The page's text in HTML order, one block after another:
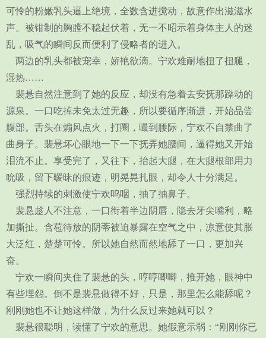
可怜的粉嫩乳头逼上绝境，全数含进搅动，故意作出滋滋水
声。被钳制的胸膛不稳起伏着，无一不昭示着身体主人的迷
乱，吸气的瞬间反而便利了侵略者的进入。
两边的乳头都被宠幸，娇艳欲滴。宁欢难耐地扭了扭腿，
湿热……
裴悬自然注意到了她的反应，却没有急着去安抚那躁动的
源泉。一口吃掉未免太过无趣，所以要循序渐进，开始品尝
腹部。舌头在煽风点火，打圈，嘬到腰际，宁欢不自禁曲了
曲身子。裴悬坏心眼地一下一下抚弄她腰间，逼得她又开始
泪流不止。享受完了，又往下，抬起大腿，在大腿根部用力
吮吸，留下暧昧的痕迹，明晃晃扎眼，却令人十分满足。
强烈持续的刺激使宁欢呜咽，抽了抽鼻子。
裴悬趁人不注意，一口衔着半边阴唇，隐去牙尖嘴利，略
加撕扯。含苞待放的阴蒂被迫暴露在空气之中，凉意使其胀
大泛红，楚楚可怜。所以她自然而然地舔了一口，更加兴
奋。
宁欢一瞬间夹住了裴悬的头，哼哼唧唧，推开她，眼神中
有些埋怨。倒不是裴悬做得不好，只是，那里怎么能舔呢？
刚刚她也不让她这样做，为什么反过来她就可以？
裴悬很聪明，读懂了宁欢的意思。她假意示弱：“刚刚你已